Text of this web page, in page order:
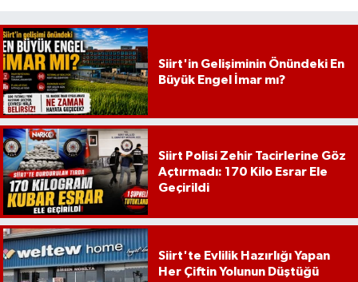
Siirt'in Gelişiminin Önündeki En
Büyük Engel İmar mı?
Siirt Polisi Zehir Tacirlerine Göz
Açtırmadı: 170 Kilo Esrar Ele
Geçirildi
Siirt'te Evlilik Hazırlığı Yapan
Her Çiftin Yolunun Düştüğü